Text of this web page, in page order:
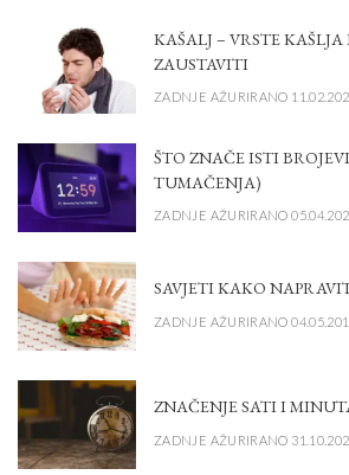
KAŠALJ – VRSTE
ZAUSTAVITI
ZADNJE AŽURIRANO
ŠTO ZNAČE ISTI
TUMAČENJA)
ZADNJE AŽURIRANO
SAVJETI KAKO
ZADNJE AŽURIRANO
ZNAČENJE SATI I
ZADNJE AŽURIRANO